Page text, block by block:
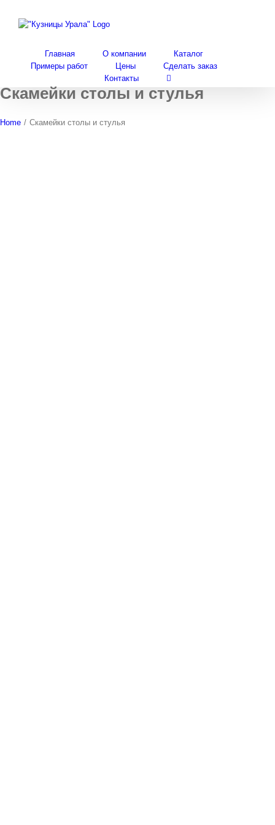
content
Главная О компании
Каталог
Примеры работ
Цены
Сделать заказ
Контакты
Скамейки столы и стулья
Home / Скамейки столы и стулья